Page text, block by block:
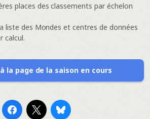
places des classements par échelon
liste des Mondes et centres de données
calcul.
la page de la saison en cours